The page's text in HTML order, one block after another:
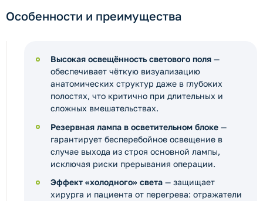
Особенности и преимущества
Высокая освещённость светового поля —
обеспечивает чёткую визуализацию
анатомических структур даже в глубоких
полостях, что критично при длительных и
сложных вмешательствах.
Резервная лампа в осветительном блоке —
гарантирует бесперебойное освещение в
случае выхода из строя основной лампы,
исключая риски прерывания операции.
Эффект «холодного» света — защищает
хирурга и пациента от перегрева: отражатели